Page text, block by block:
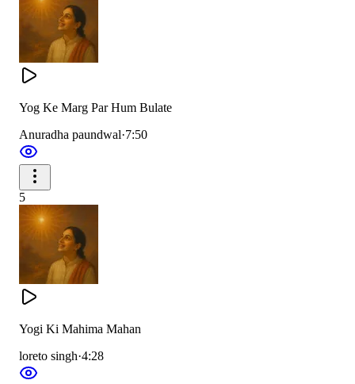
The fire is peace,
The sky is peace.
Peace among people.
The sky is peace,
Peace in the mind,
Peace in the body,
Peace among people.
Yog Ke Marg Par Hum Bulate
Anuradha paundwal·7:50
5
Yogi Ki Mahima Mahan
loreto singh·4:28